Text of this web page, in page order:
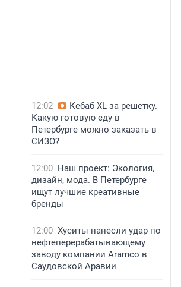
12:02
Кебаб XL за решетку.
Какую готовую еду в
Петербурге можно заказать в
СИЗО?
12:00 Наш проект: Экология,
дизайн, мода. В Петербурге
ищут лучшие креативные
бренды
12:00 Хуситы нанесли удар по
нефтеперерабатывающему
заводу компании Aramco в
Саудовской Аравии